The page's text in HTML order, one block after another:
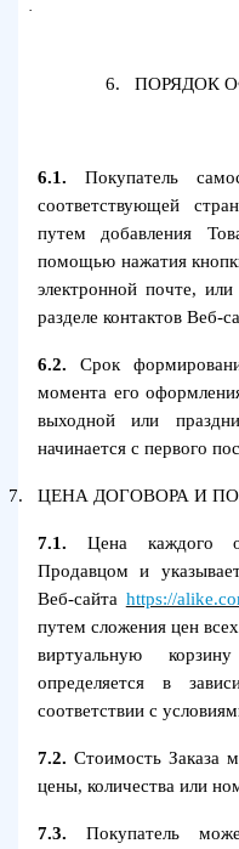
·
6. ПОРЯДОК
6.1.Покупатель
соответствующей
путем добавления
помощью нажатия
электронной почте,
разделе контактов Веб-
6.2.Срок
момента его
выходной или
начинается с первого
7. ЦЕНА ДОГОВОРА И
7.1. Цена каждого
Продавцом и
Веб-сайта https://
путем сложения цен
виртуальную
определяется в
соответствии с
7.2.Стоимость Заказа
цены, количества или
7.3.Покупатель